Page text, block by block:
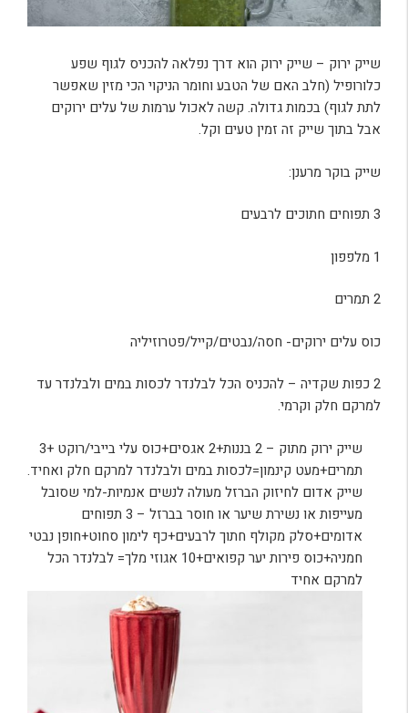
שייק ירוק – שייק ירוק הוא דרך נפלאה להכניס לגוף שפע
כלורופיל (חלב האם של הטבע וחומר הניקוי הכי מזין שאפשר
לתת לגוף) בכמות גדולה. קשה לאכול ערמות של עלים ירוקים
אבל בתוך שייק זה זמין טעים וקל.
שייק בוקר מרענן:
3 תפוחים חתוכים לרבעים
1 מלפפון
2 תמרים
כוס עלים ירוקים- חסה/נבטים/קייל/פטרוזיליה
2 כפות שקדיה – להכניס הכל לבלנדר לכסות במים ולבלנדר עד
למרקם חלק וקרמי.
שייק ירוק מתוק – 2 בננות+2 אגסים+כוס עלי בייבי/רוקט +3
תמרים+מעט קינמון=לכסות במים ולבלנדר למרקם חלק ואחיד.
שייק אדום לחיזוק הברזל מעולה לנשים אנמיות-למי שסובל
מעייפות או נשירת שיער או חוסר בברזל – 3 תפוחים
אדומים+סלק מקולף חתוך לרבעים+כף לימון סחוט+חופן נבטי
חמניה+כוס פירות יער קפואים+10 אגוזי מלך= לבלנדר הכל
למרקם אחיד